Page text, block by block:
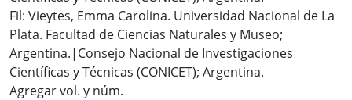
Fil: Vieytes, Emma Carolina. Universidad Nacional de La
Plata. Facultad de Ciencias Naturales y Museo;
Argentina.|Consejo Nacional de Investigaciones
Científicas y Técnicas (CONICET); Argentina.
Agregar vol. y núm.